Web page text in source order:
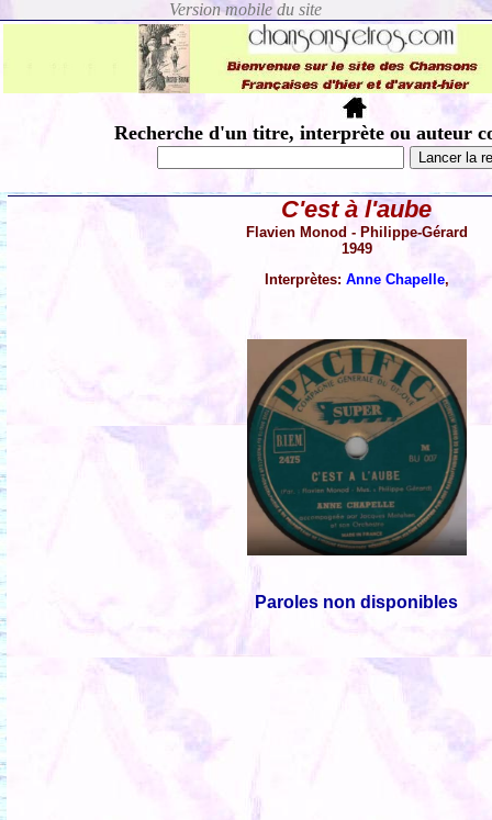
Recherche d'un titre, interprète ou auteur
C'est à l'aube
Flavien Monod - Philippe-Gérard
1949
Interprètes: Anne Chapelle,
Paroles non disponibles